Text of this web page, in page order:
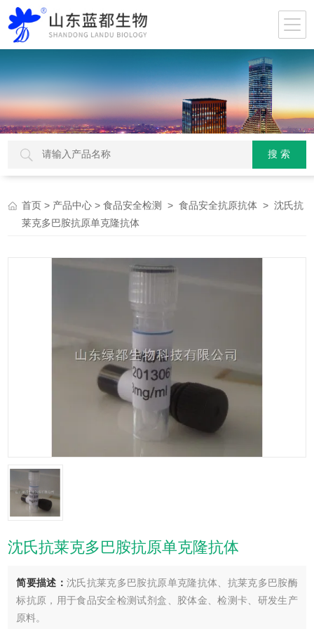
首页 > 产品中心 >食品安全检测 >食品安全抗原抗体 > 沈氏抗
莱克多巴胺抗原单克隆抗体
沈氏抗莱克多巴胺抗原单克隆抗体
简要描述： 沈氏抗莱克多巴胺抗原单克隆抗体、抗莱克多巴胺酶
标抗原，用于食品安全检测试剂盒、胶体金、检测卡、研发生产
原料。